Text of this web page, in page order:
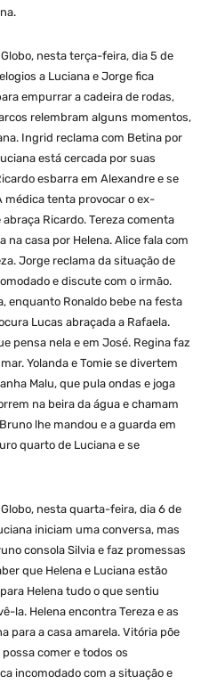
nesta terça-feira, dia 5 de
a Luciana e Jorge fica
empurrar a cadeira de rodas,
relembram alguns momentos,
Ingrid reclama com Betina por
está cercada por suas
esbarra em Alexandre e se
médica tenta provocar o ex-
Ricardo. Tereza comenta
na casa por Helena. Alice fala com
Jorge reclama da situação de
e discute com o irmão.
enquanto Ronaldo bebe na festa
Lucas abraçada a Rafaela.
pensa nela e em José. Regina faz
Yolanda e Tomie se divertem
Malu, que pula ondas e joga
na beira da água e chamam
lhe mandou e a guarda em
quarto de Luciana e se
nesta quarta-feira, dia 6 de
iniciam uma conversa, mas
consola Silvia e faz promessas
que Helena e Luciana estão
Helena tudo o que sentiu
la. Helena encontra Tereza e as
para a casa amarela. Vitória põe
comer e todos os
incomodado com a situação e